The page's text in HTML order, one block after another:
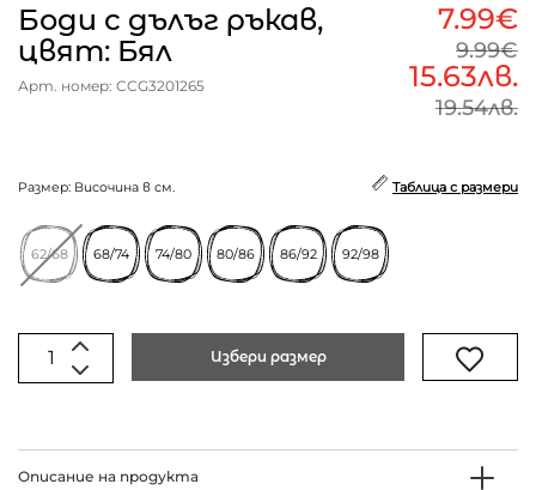
Боди с дълъг ръкав,
цвят: Бял
Арт. номер: CCG3201265
7.99€
9.99€
15.63лв.
19.54лв.
Размер: Височина в см. Таблица с размери
62/68 68/74 74/80 80/86 86/92 92/98
Избери размер
Описание на продукта